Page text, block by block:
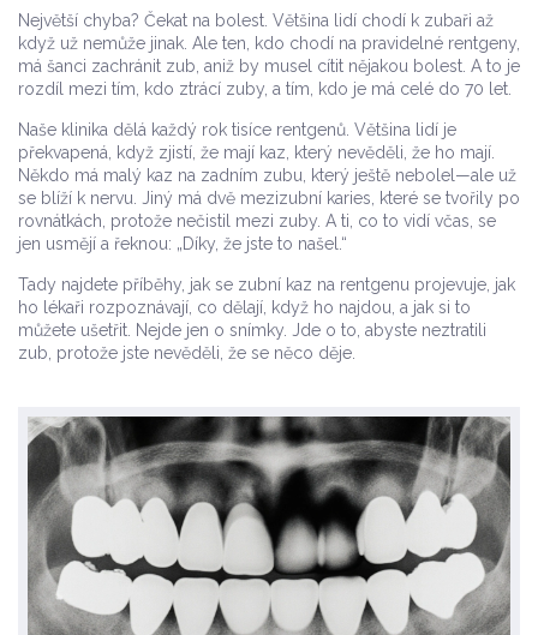
Největší chyba? Čekat na bolest. Většina lidí chodí k zubaři až
když už nemůže jinak. Ale ten, kdo chodí na pravidelné rentgeny,
má šanci zachránit zub, aniž by musel cítit nějakou bolest. A to je
rozdíl mezi tím, kdo ztrácí zuby, a tím, kdo je má celé do 70 let.
Naše klinika dělá každý rok tisíce rentgenů. Většina lidí je
překvapená, když zjistí, že mají kaz, který nevěděli, že ho mají.
Někdo má malý kaz na zadním zubu, který ještě nebolel—ale už
se blíží k nervu. Jiný má dvě mezizubní karies, které se tvořily po
rovnátkách, protože nečistil mezi zuby. A ti, co to vidí včas, se
jen usmějí a řeknou: „Díky, že jste to našel.“
Tady najdete příběhy, jak se zubní kaz na rentgenu projevuje, jak
ho lékaři rozpoznávají, co dělají, když ho najdou, a jak si to
můžete ušetřit. Nejde jen o snímky. Jde o to, abyste neztratili
zub, protože jste nevěděli, že se něco děje.